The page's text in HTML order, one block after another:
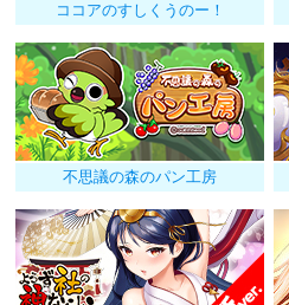
ココアのすしくうのー！
不思議の森のパン工房